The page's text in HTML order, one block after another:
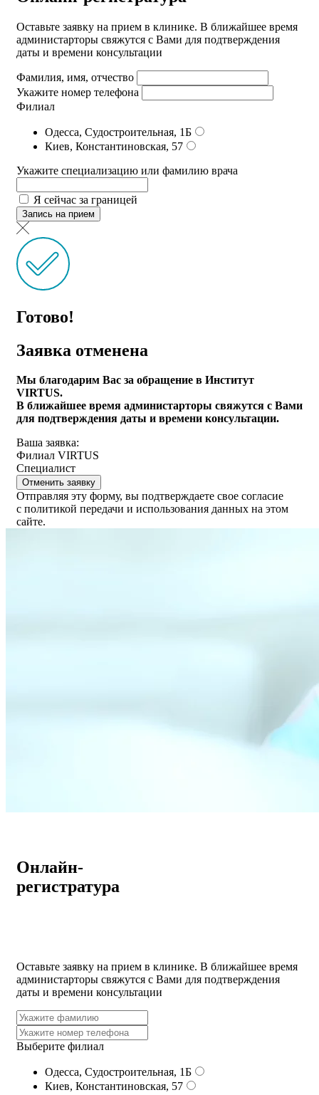
Оставьте заявку на прием в клинике. В ближайшее время
администарторы свяжутся с Вами для подтверждения
даты и времени консультации
Фамилия, имя, отчество
Укажите номер телефона
Филиал
Одесса, Судостроительная, 1Б
Киев, Константиновская, 57
Укажите специализацию или фамилию врача
Я сейчас за границей
Запись на прием
Готово!
Заявка отменена
Мы благодарим Вас за обращение в Институт
VIRTUS.
В ближайшее время администарторы свяжутся с Вами
для подтверждения даты и времени консультации.
Ваша заявка:
Филиал VIRTUS
Специалист
Отменить заявку
Отправляя эту форму, вы подтверждаете свое согласие
с политикой передачи и использования данных на этом
сайте.
Онлайн-
регистратура
Оставьте заявку на прием в клинике. В ближайшее время
администарторы свяжутся с Вами для подтверждения
даты и времени консультации
Выберите филиал
Одесса, Судостроительная, 1Б
Киев, Константиновская, 57